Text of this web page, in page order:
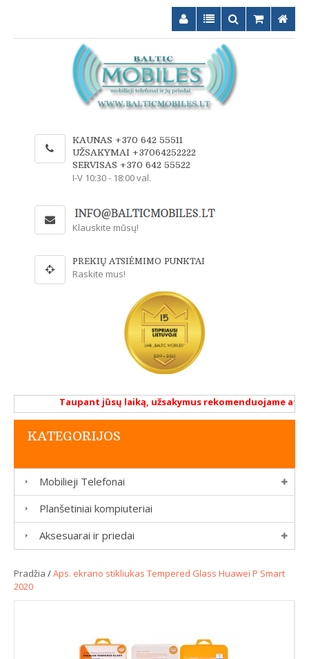
KAUNAS +370 642 55511
UŽSAKYMAI +37064252222
SERVISAS +370 642 55522
I-V 10:30 - 18:00 val.
Klauskite mūsų!
PREKIŲ ATSIĖMIMO PUNKTAI
Raskite mus!
Taupant jūsų laiką, užsakymus rekomenduojame
KATEGORIJOS
Mobilieji Telefonai
Planšetiniai kompiuteriai
Aksesuarai ir priedai
Pradžia /Aps. ekrano stikliukas Tempered Glass Huawei P Smart
2020